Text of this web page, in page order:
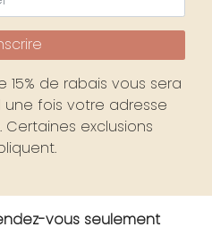
de rabais vous sera
une fois votre adresse
exclusions
vous seulement